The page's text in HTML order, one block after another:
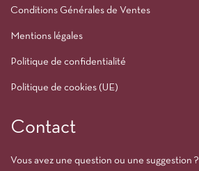
Conditions Générales de Ventes
Mentions légales
Politique de confidentialité
Politique de cookies (UE)
Contact
Vous avez une question ou une suggestion ?